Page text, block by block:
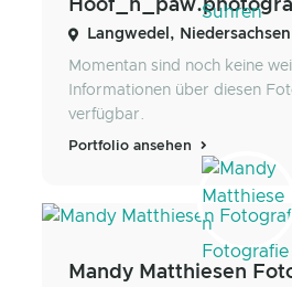
Langwedel, Niedersachsen
Momentan sind noch keine
Informationen über diesen
verfügbar.
Portfolio ansehen
Mandy Matthiesen